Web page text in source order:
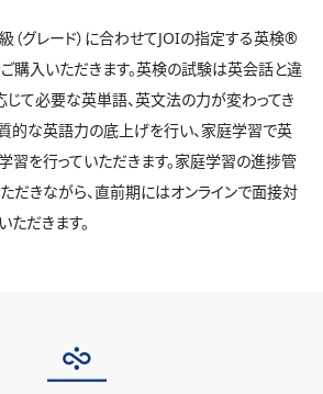
グレード）に合わせてJOIの指定する英検®️
購入いただきます。英検の試験は英会話と違
じて必要な英単語、英文法の力が変わってき
的な英語力の底上げを行い、家庭学習で英
習を行っていただきます。家庭学習の進捗管
だきながら、直前期にはオンラインで面接対
だきます。